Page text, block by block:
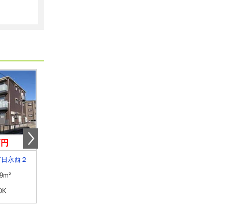
永西２